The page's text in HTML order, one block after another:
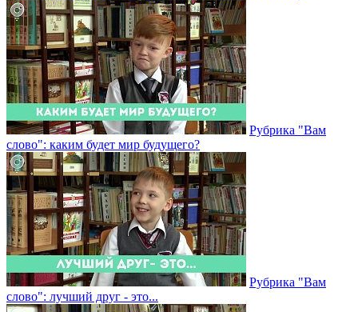
Рубрика "Вам
слово": каким будет мир будущего?
Рубрика "Вам
слово": лучший друг - это...